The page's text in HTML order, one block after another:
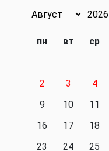
Политика
пн вт ср
2
3 4
9
10 11
16
17 18
23
24 25